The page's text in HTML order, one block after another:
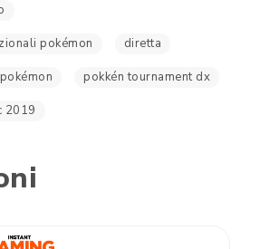
pokémon diretta
pokémon pokkén tournament dx
2019